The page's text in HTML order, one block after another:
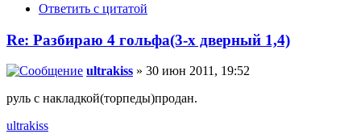
Ответить с цитатой
Re: Разбираю 4 гольфа(3-х дверный 1,4)
ultrakiss » 30 июн 2011, 19:52
руль с накладкой(торпеды)продан.
ultrakiss